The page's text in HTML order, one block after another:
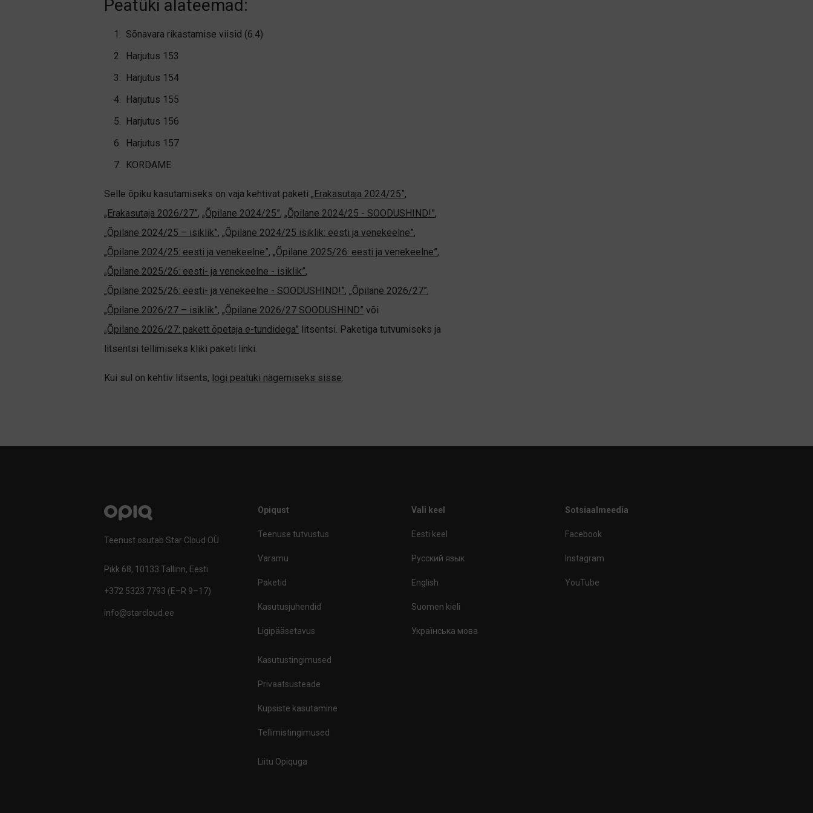
Peatüki alateemad:
Sõnavara rikastamise viisid (6.4)
Harjutus 153
Harjutus 154
Harjutus 155
Harjutus 156
Harjutus 157
KORDAME
Selle õpiku kasutamiseks on vaja kehtivat paketi „Erakasutaja 2024/25”,
„Erakasutaja 2026/27”, „Õpilane 2024/25”, „Õpilane 2024/25 - SOODUSHIND!”,
„Õpilane 2024/25 – isiklik”, „Õpilane 2024/25 isiklik: eesti ja venekeelne”,
„Õpilane 2024/25: eesti ja venekeelne”, „Õpilane 2025/26: eesti ja venekeelne”,
„Õpilane 2025/26: eesti- ja venekeelne - isiklik”,
„Õpilane 2025/26: eesti- ja venekeelne - SOODUSHIND!”, „Õpilane 2026/27”,
„Õpilane 2026/27 – isiklik”, „Õpilane 2026/27 SOODUSHIND” või
„Õpilane 2026/27: pakett õpetaja e-tundidega” litsentsi. Paketiga tutvumiseks ja
litsentsi tellimiseks kliki paketi linki.
Kui sul on kehtiv litsents, logi peatüki nägemiseks sisse.
Teenust osutab Star Cloud OÜ
Pikk 68, 10133 Tallinn, Eesti
+372 5323 7793 (E–R 9–17)
info@starcloud.ee
Opiqust
Teenuse tutvustus
Varamu
Paketid
Kasutusjuhendid
Ligipääsetavus
Kasutustingimused
Privaatsusteade
Küpsiste kasutamine
Tellimistingimused
Liitu Opiquga
Vali keel
Eesti keel
Русский язык
English
Suomen kieli
Українська мова
Sotsiaalmeedia
Facebook
Instagram
YouTube